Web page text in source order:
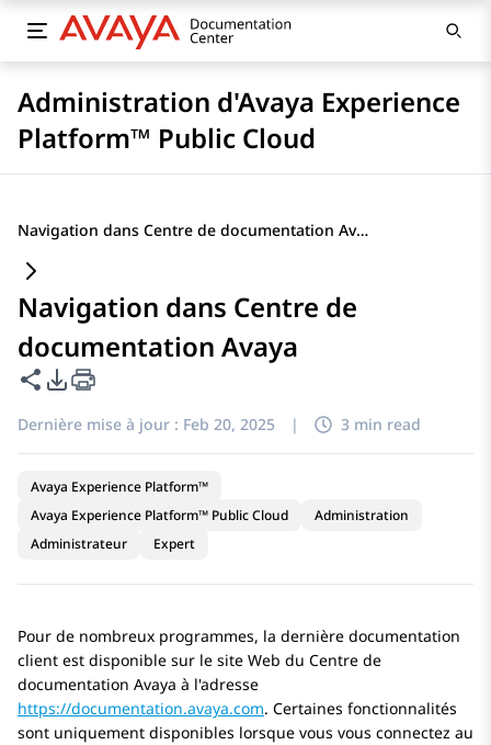
Administration d'Avaya Experience
Platform™ Public Cloud
Navigation dans Centre de documentation Avaya
Navigation dans Centre de
documentation Avaya
Partager cette page
Options d'exportation PDF
Dernière mise à jour : Feb 20, 2025 | 3 min read
Avaya Experience Platform™
Avaya Experience Platform™ Public Cloud
Administration
Administrateur
Expert
Pour de nombreux programmes, la dernière documentation
client est disponible sur le site Web du Centre de
documentation Avaya à l'adresse
https://documentation.avaya.com. Certaines fonctionnalités
sont uniquement disponibles lorsque vous vous connectez au